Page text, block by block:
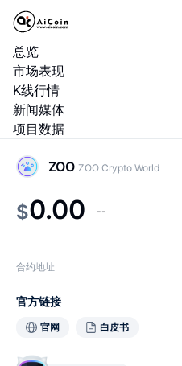
总览
市场表现
K线行情
新闻媒体
项目数据
ZOO ZOO Crypto World
$0.00 --
合约地址
官方链接
官网 白皮书